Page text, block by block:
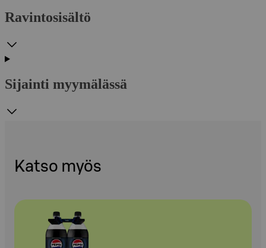
Ravintosisältö
Sijainti myymälässä
Katso myös